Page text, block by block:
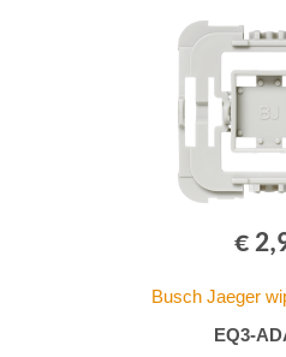
€
Busch Jaeger
EQ3-